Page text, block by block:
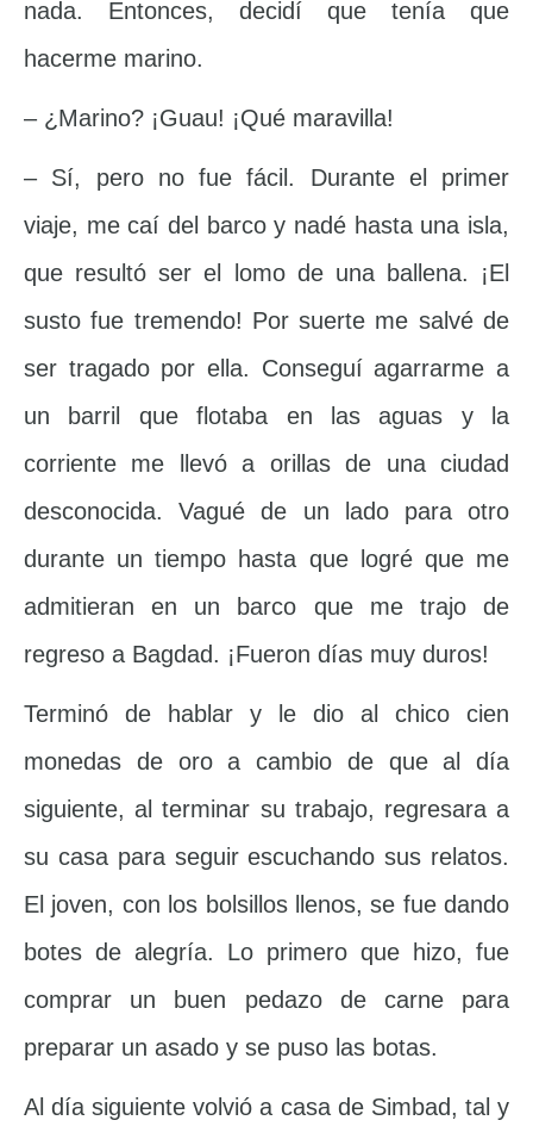
nada. Entonces, decidí que tenía que
hacerme marino.
– ¿Marino? ¡Guau! ¡Qué maravilla!
– Sí, pero no fue fácil. Durante el primer
viaje, me caí del barco y nadé hasta una isla,
que resultó ser el lomo de una ballena. ¡El
susto fue tremendo! Por suerte me salvé de
ser tragado por ella. Conseguí agarrarme a
un barril que flotaba en las aguas y la
corriente me llevó a orillas de una ciudad
desconocida. Vagué de un lado para otro
durante un tiempo hasta que logré que me
admitieran en un barco que me trajo de
regreso a Bagdad. ¡Fueron días muy duros!
Terminó de hablar y le dio al chico cien
monedas de oro a cambio de que al día
siguiente, al terminar su trabajo, regresara a
su casa para seguir escuchando sus relatos.
El joven, con los bolsillos llenos, se fue dando
botes de alegría. Lo primero que hizo, fue
comprar un buen pedazo de carne para
preparar un asado y se puso las botas.
Al día siguiente volvió a casa de Simbad, tal y